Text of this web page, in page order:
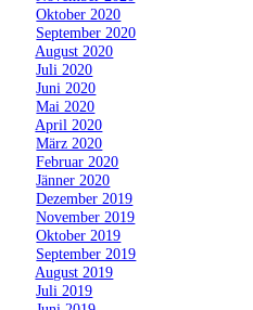
»Oktober 2020
September 2020
August 2020
»Juli 2020
»Juni 2020
»Mai 2020
April 2020
»März 2020
»Februar 2020
»Jänner 2020
»Dezember 2019
»November 2019
»Oktober 2019
September 2019
August 2019
»Juli 2019